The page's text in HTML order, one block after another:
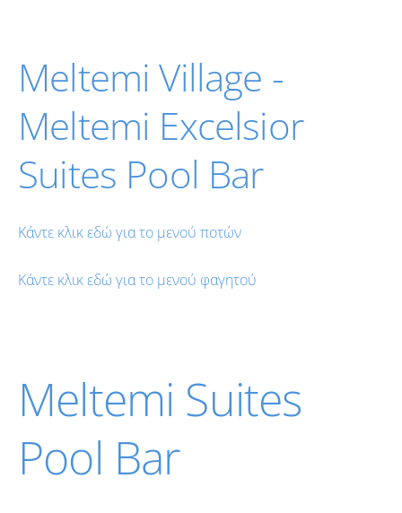
Meltemi Village -
Meltemi Excelsior
Suites Pool Bar
Κάντε κλικ εδώ για το μενού ποτών
Κάντε κλικ εδώ για το μενού φαγητού
Meltemi Suites
Pool Bar